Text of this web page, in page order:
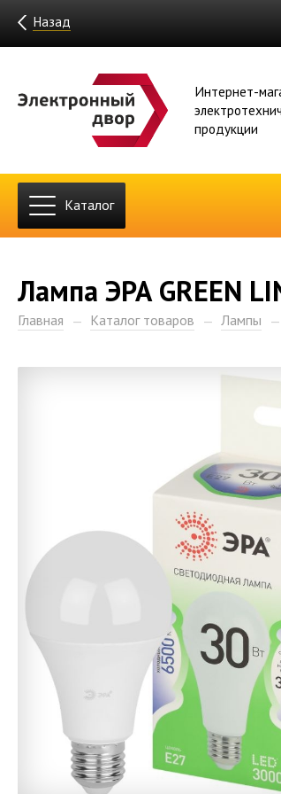
Назад
Интернет-
продукции
Каталог
Лампа ЭРА GREEN
Главная Каталог товаров Лампы